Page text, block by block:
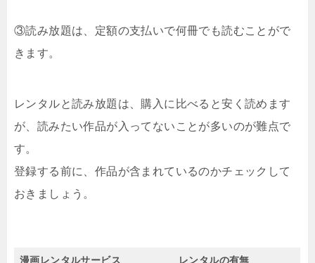
③読み放題は、定額の支払いで何冊でも読むことがで
きます。
レンタルと読み放題は、購入に比べると安く読めます
が、読みたい作品が入ってないことが多いのが難点で
す。
登録する前に、作品が含まれているのかチェックして
おきましょう。
漫画レンタルサービス レンタルの有無